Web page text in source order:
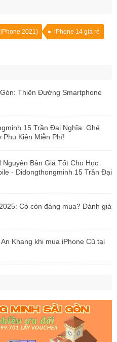
2021) iPhone 14 giá rẻ
Thiên Đường Smartphone
15 Trần Đại Nghĩa: Ghé
Phụ Kiện Miễn Phí!
Bản Giá Tốt Cho Học
- Didongthongminh 15 Trần Đại
Có còn đáng mua? Đánh giá
Khang khi mua iPhone Cũ tại